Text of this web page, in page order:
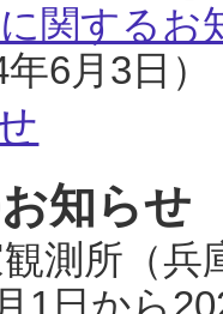
関するお
6月3日）
知らせ
測所（
1日から